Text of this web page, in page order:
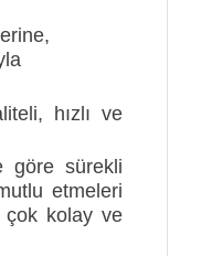
hızlı ve
göre sürekli
etmeleri
çok kolay ve